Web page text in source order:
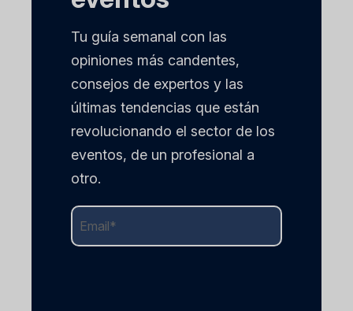
Tu guía semanal con las
opiniones más candentes,
consejos de expertos y las
últimas tendencias que están
revolucionando el sector de los
eventos, de un profesional a
otro.